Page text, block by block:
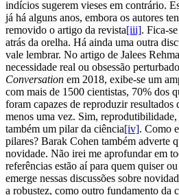
indícios sugerem vieses em contrário.
já há alguns anos, embora os autores
removido o artigo da revista[iii]. Fica-
atrás da orelha. Há ainda uma outra
vale lembrar. No artigo de Jalees
necessidade real ou obsessão
Conversation em 2018, exibe-se um
com mais de 1500 cientistas, 70% dos
foram capazes de reproduzir resultados
menos uma vez. Sim,
também um pilar da ciência[iv]. Como
pilares? Barak Cohen também adverte
novidade. Não irei me aprofundar em
referências estão aí para quem quiser
emerge nessas discussões sobre
a robustez, como outro fundamento da